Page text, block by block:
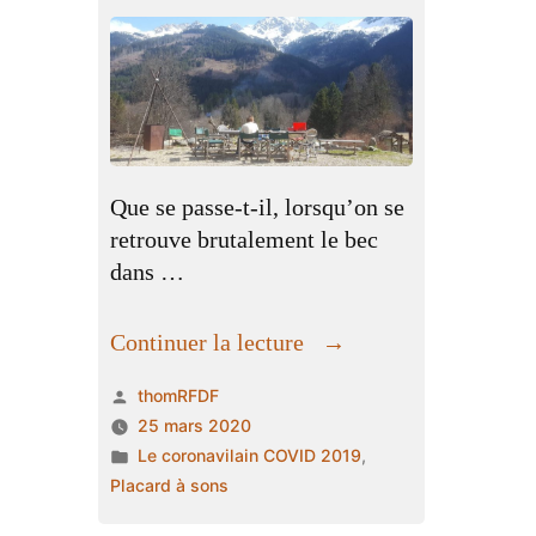
Que se passe-t-il, lorsqu’on se
retrouve brutalement le bec
dans …
Continuer la lecture
« Sylvain,
le
Publié
par
thomRFDF
25 mars 2020
Publié
dans
Le coronavilain COVID 2019,
Placard à sons